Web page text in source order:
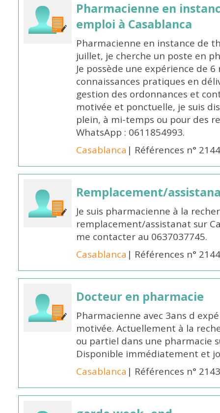
Pharmacienne en
emploi à Casablanca
Pharmacienne en instance de
juillet, je cherche un poste en
Je possède une expérience de
connaissances pratiques en
gestion des ordonnances et
motivée et ponctuelle, je suis
plein, à mi-temps ou pour des
WhatsApp : 0611854993.
Casablanca | Références n°
Remplacement/
Je suis pharmacienne à la
remplacement/assistanat sur
me contacter au 0637037745.
Casablanca | Références n°
Docteur en pharmacie
Pharmacienne avec 3ans d
motivée. Actuellement à la
ou partiel dans une pharmacie
Disponible immédiatement et
Casablanca | Références n°